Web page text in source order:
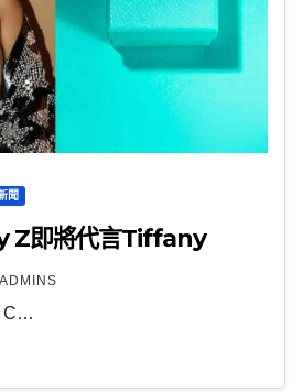
聞
Z即將代言Tiffany
ADMINS
C…